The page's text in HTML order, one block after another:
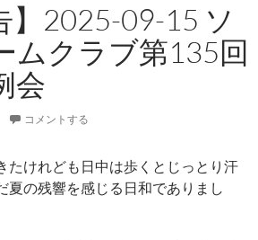
】2025-09-15 ソ
ムクラブ第135回
会
コメントする
たけれども日中は歩くとじっとり汗
夏の残響を感じる日和でありまし